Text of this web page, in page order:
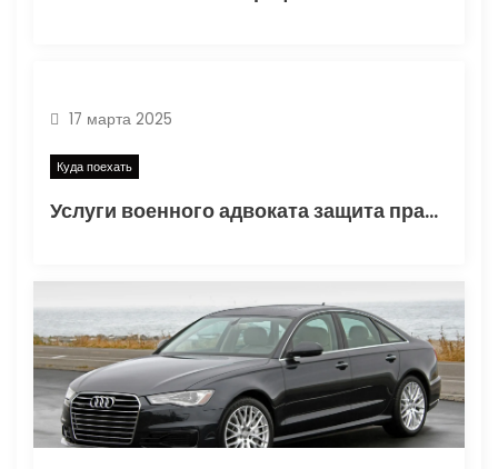
17 марта 2025
Куда поехать
Услуги военного адвоката защита прав военнослужащих